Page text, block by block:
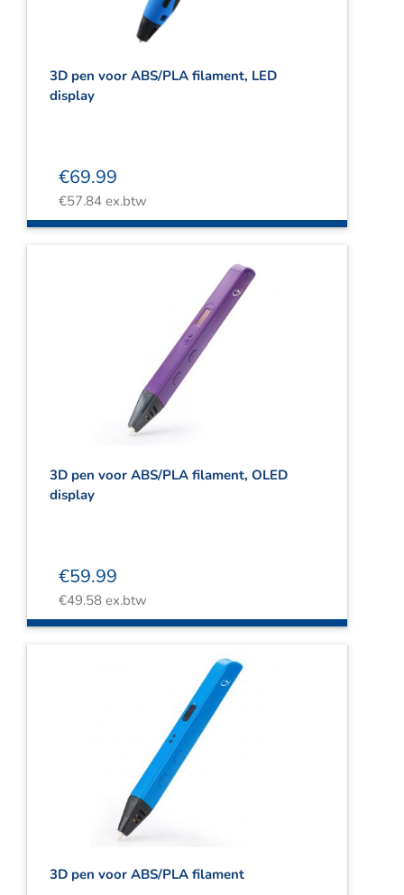
3D pen voor ABS/PLA filament, LED
display
€69.99
€57.84ex.btw
3D pen voor ABS/PLA filament, OLED
display
€59.99
€49.58ex.btw
3D pen voor ABS/PLA filament